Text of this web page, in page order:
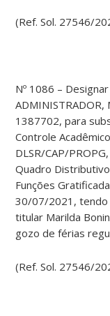
(Ref. Sol. 27546/
Nº 1086 –
ADMINISTRADOR,
1387702, para
Controle
DLSR/CAP/
Quadro
Funções
30/07/2021, tendo
titular Marilda
gozo de férias
(Ref. Sol. 27546/